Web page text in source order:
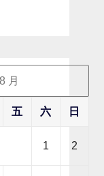
月
五 六 日
1 2